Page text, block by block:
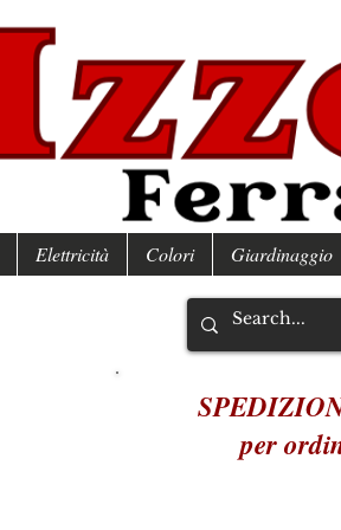
Elettricità Colori Giardinaggio
per